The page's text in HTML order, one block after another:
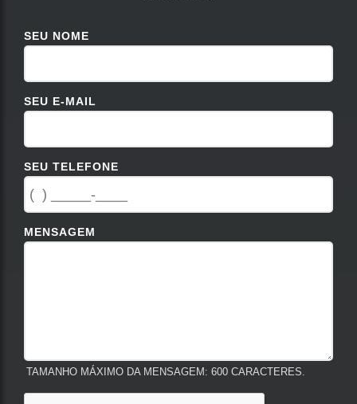
SEU NOME
SEU E-MAIL
SEU TELEFONE
MENSAGEM
TAMANHO MÁXIMO DA MENSAGEM: 600 CARACTERES.